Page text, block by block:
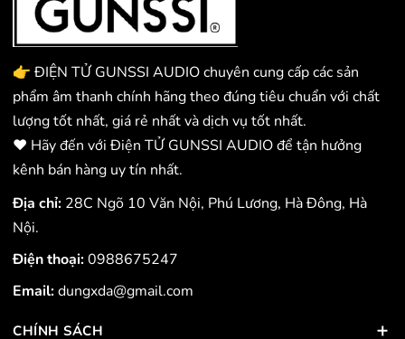
👉 ĐIỆN TỬ GUNSSI AUDIO chuyên cung cấp các sản
phẩm âm thanh chính hãng theo đúng tiêu chuẩn với chất
lượng tốt nhất, giá rẻ nhất và dịch vụ tốt nhất.
❤️ Hãy đến với Điện TỬ GUNSSI AUDIO để tận hưởng
kênh bán hàng uy tín nhất.
Địa chỉ: 28C Ngõ 10 Văn Nội, Phú Lương, Hà Đông, Hà
Nội.
Điện thoại:0988675247
Email:dungxda@gmail.com
CHÍNH SÁCH